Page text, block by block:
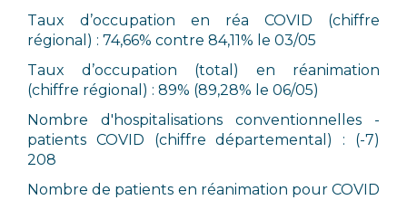
Taux d’occupation en réa COVID (chiffre
régional) : 74,66% contre 84,11% le 03/05
Taux d’occupation (total) en réanimation
(chiffre régional) : 89% (89,28% le 06/05)
Nombre d'hospitalisations conventionnelles -
patients COVID (chiffre départemental) : (-7)
208
Nombre de patients en réanimation pour COVID